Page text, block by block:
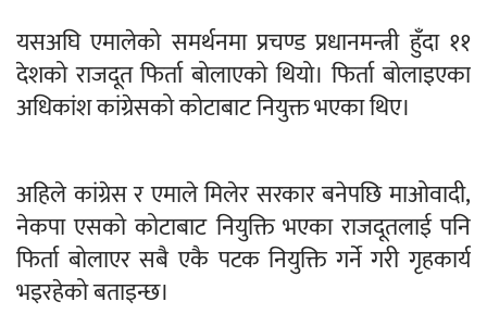
यसअघि एमालेको समर्थनमा प्रचण्ड प्रधानमन्त्री हुँदा ११
देशको राजदूत फिर्ता बोलाएको थियो। फिर्ता बोलाइएका
अधिकांश कांग्रेसको कोटाबाट नियुक्त भएका थिए।
अहिले कांग्रेस र एमाले मिलेर सरकार बनेपछि माओवादी,
नेकपा एसको कोटाबाट नियुक्ति भएका राजदूतलाई पनि
फिर्ता बोलाएर सबै एकै पटक नियुक्ति गर्ने गरी गृहकार्य
भइरहेको बताइन्छ।